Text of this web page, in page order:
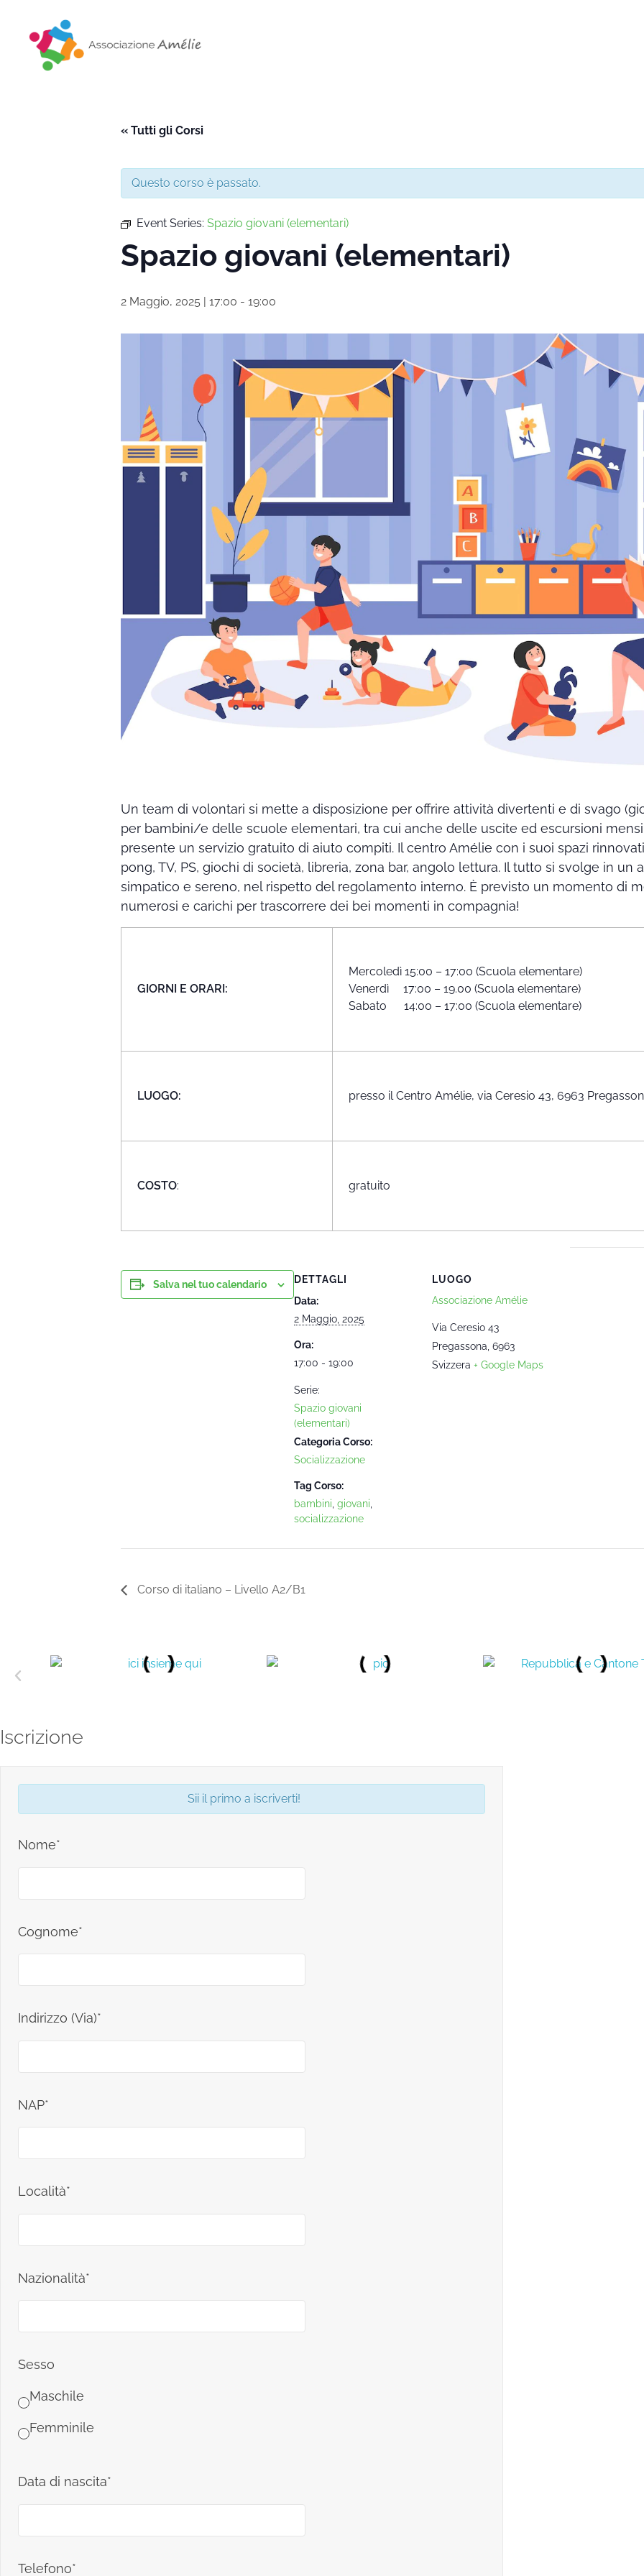
« Tutti gli Corsi
Questo corso è passato.
Event Series: Spazio giovani (elementari)
Spazio giovani (elementari)
2 Maggio, 2025 | 17:00 - 19:00
Un team di volontari si mette a disposizione per offrire attività divertenti e di svago
per bambini/e delle scuole elementari, tra cui anche delle uscite ed escursioni
presente un servizio gratuito di aiuto compiti. Il centro Amélie con i suoi spazi
pong, TV, PS, giochi di società, libreria, zona bar, angolo lettura. Il tutto si svolge in
simpatico e sereno, nel rispetto del regolamento interno. È previsto un momento di
numerosi e carichi per trascorrere dei bei momenti in compagnia!
GIORNI E ORARI:
Mercoledì 15:00 – 17:00 (Scuola elementare)
Venerdì 17:00 – 19.00 (Scuola elementare)
Sabato 14:00 – 17:00 (Scuola elementare)
LUOGO: presso il Centro Amélie, via Ceresio 43, 6963
COSTO: gratuito
Salva nel tuo calendario
DETTAGLI
Data:
2 Maggio, 2025
Ora:
17:00 - 19:00
Serie:
Spazio giovani
(elementari)
Categoria Corso:
Socializzazione
Tag Corso:
bambini giovani
socializzazione
LUOGO
Associazione Amélie
Via Ceresio 43
Pregassona 6963
Svizzera + Google Maps
Corso di italiano – Livello A2/B1
Iscrizione
Sii il primo a iscriverti!
Nome*
Cognome*
Indirizzo (Via)*
NAP*
Località*
Nazionalità*
Sesso
Maschile
Femminile
Data di nascita*
Telefono*